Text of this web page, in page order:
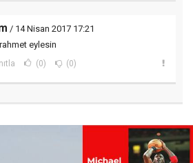
/ 14 Nisan 2017 17:21
eylesin
(0) (0)